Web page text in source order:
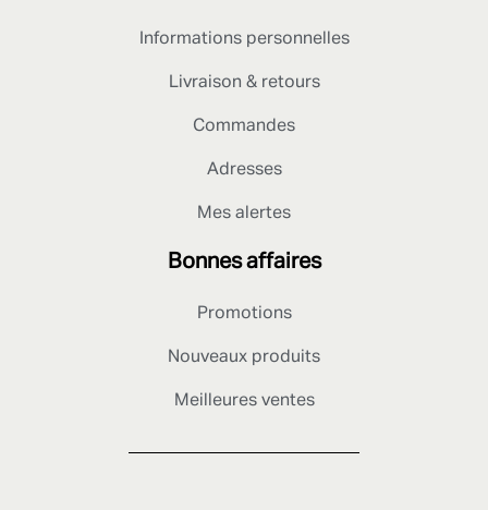
Informations personnelles
Livraison & retours
Commandes
Adresses
Mes alertes
Bonnes affaires
Promotions
Nouveaux produits
Meilleures ventes